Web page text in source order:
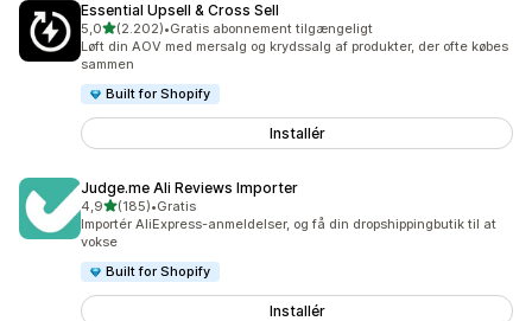
Essential Upsell & Cross Sell
5,0ud af 5 stjerner
(2.202)
2202 anmeldelser i alt
•Gratis abonnement tilgængeligt
Løft din AOV med mersalg og krydssalg af produkter, der ofte købes
sammen
Built for Shopify
Installér
Judge.me Ali Reviews Importer
4,9ud af 5 stjerner
(185)
185 anmeldelser i alt
•Gratis
Importér AliExpress-anmeldelser, og få din dropshippingbutik til at
vokse
Built for Shopify
Installér